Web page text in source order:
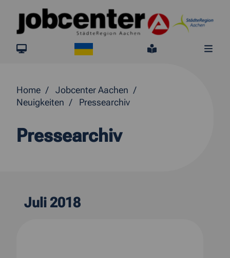
Springe direkt zum Inhalt
jobcenter.digital
Leichte
Home
Jobcenter Aachen
Neuigkeiten
Pressearchiv
Pressearchiv
Juli 2018